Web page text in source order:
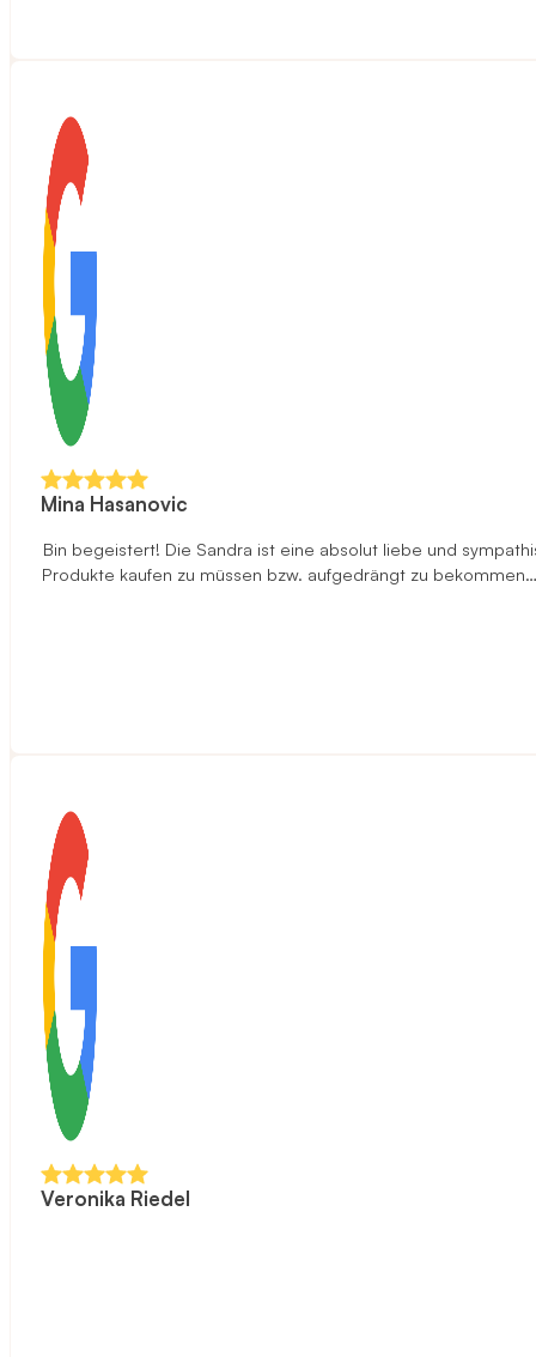
Mina Hasanovic
Bin begeistert! Die Sandra ist eine absolut liebe und
Produkte kaufen zu müssen bzw. aufgedrängt zu
Veronika Riedel